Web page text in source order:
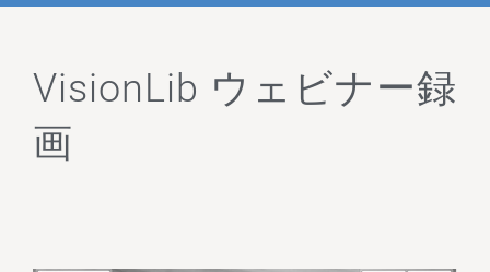
VisionLib ウェビナー録
画